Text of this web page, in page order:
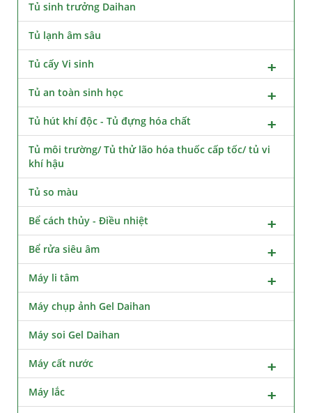
Tủ sinh trưởng Daihan
Tủ lạnh âm sâu
Tủ cấy Vi sinh
Tủ an toàn sinh học
Tủ hút khí độc - Tủ đựng hóa chất
Tủ môi trường/ Tủ thử lão hóa thuốc cấp tốc/ tủ vi
khí hậu
Tủ so màu
Bể cách thủy - Điều nhiệt
Bể rửa siêu âm
Máy li tâm
Máy chụp ảnh Gel Daihan
Máy soi Gel Daihan
Máy cất nước
Máy lắc